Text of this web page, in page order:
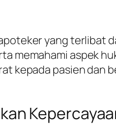
yang terlibat
memahami aspek
kepada pasien dan